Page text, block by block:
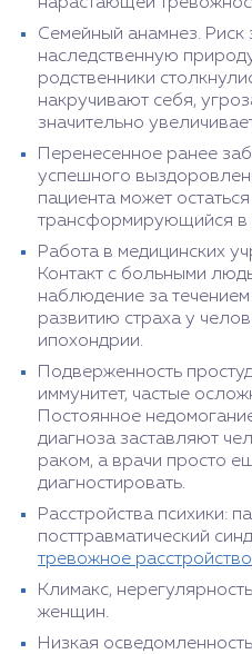
Семейный анамнез. Риск
наследственную
родственники
накручивают себя,
значительно
Перенесенное ранее
успешного
пациента может
трансформирующийся
Работа в медицинских
Контакт с больными
наблюдение за
развитию страха у
ипохондрии.
Подверженность
иммунитет, частые
Постоянное
диагноза заставляют
раком, а врачи просто
диагностировать.
Расстройства психики:
посттравматический
тревожное расстройство
Климакс,
женщин.
Низкая